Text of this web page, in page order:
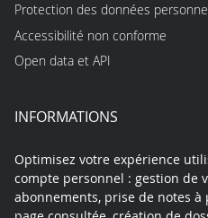
Protection des données
Accessibilité non conforme
Open data et API
INFORMATIONS
Optimisez votre expérience
compte personnel : gestion de
abonnements, prise de notes